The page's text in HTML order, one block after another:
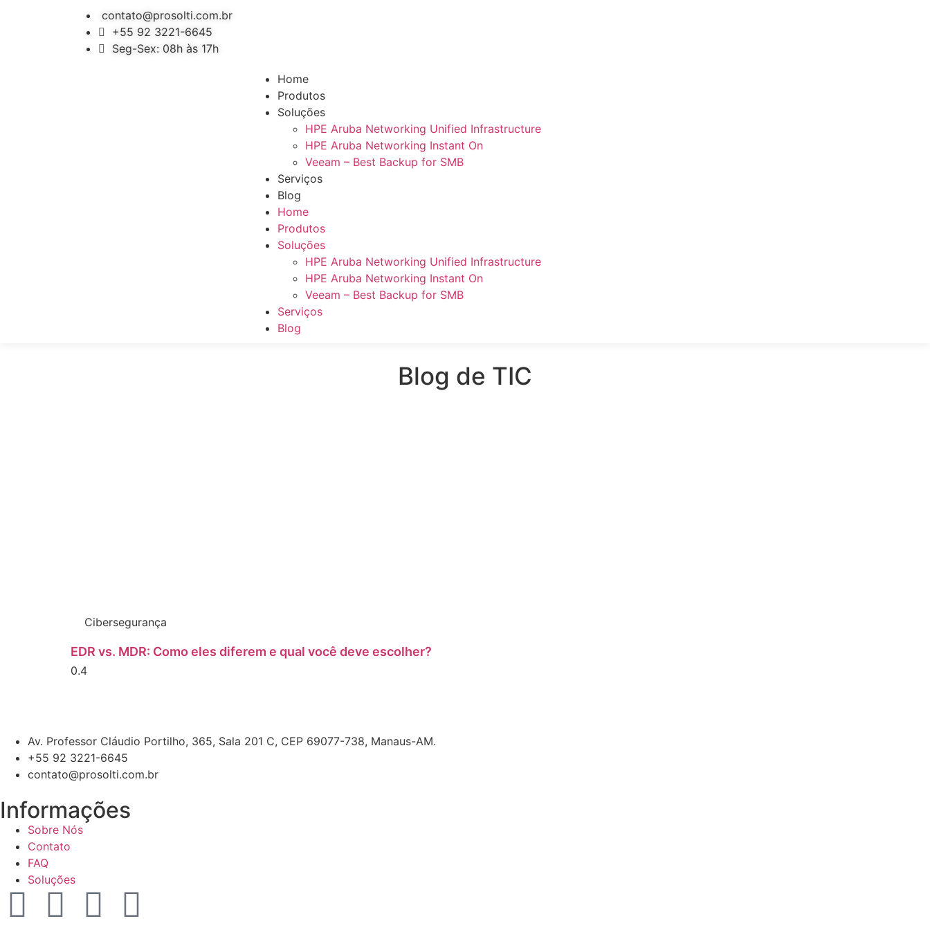
contato@prosolti.com.br
+55 92 3221-6645
Seg-Sex: 08h às 17h
Home
Produtos
Soluções
HPE Aruba Networking Unified Infrastructure
HPE Aruba Networking Instant On
Veeam – Best Backup for SMB
Serviços
Blog
Home
Produtos
Soluções
HPE Aruba Networking Unified Infrastructure
HPE Aruba Networking Instant On
Veeam – Best Backup for SMB
Serviços
Blog
Blog de TIC
Cibersegurança
EDR vs. MDR: Como eles diferem e qual você deve escolher?
Av. Professor Cláudio Portilho, 365, Sala 201 C, CEP 69077-738, Manaus-AM.
+55 92 3221-6645
contato@prosolti.com.br
Informações
Sobre Nós
Contato
FAQ
Soluções